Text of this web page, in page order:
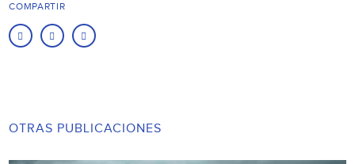
COMPARTIR
OTRAS PUBLICACIONES